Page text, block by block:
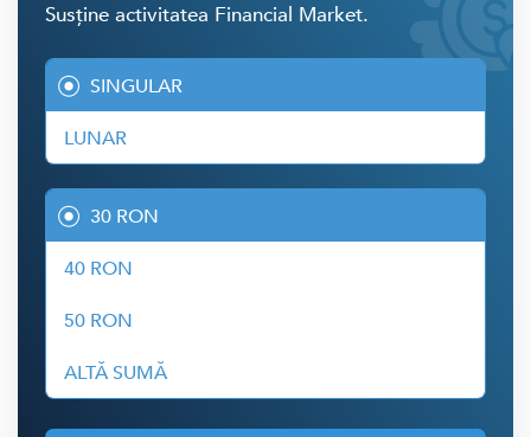
Susține activitatea Financial Market.
SINGULAR
LUNAR
30 RON
40 RON
50 RON
ALTĂ SUMĂ